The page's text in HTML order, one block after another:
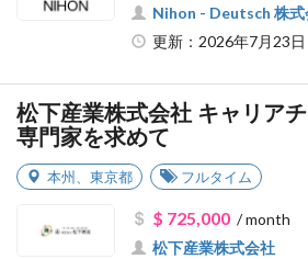
Nihon - Deutsch 株式
更新：2026年7月23日
松下産業株式会社 キャリア
専門家を求めて
本州、 東京都 フルタイム
$ 725,000/ month
松下産業株式会社